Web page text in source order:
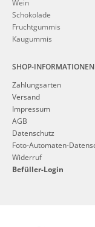
Wein
Schokolade
Fruchtgummis
Kaugummis
SHOP-INFORMATIONEN
Zahlungsarten
Versand
Impressum
AGB
Datenschutz
Foto-Automaten-
Widerruf
Befüller-Login